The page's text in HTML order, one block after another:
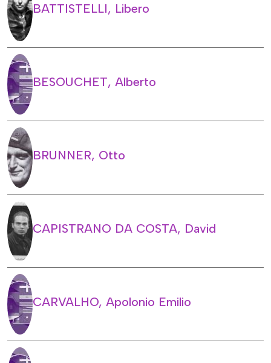
BATTISTELLI, Libero
BESOUCHET, Alberto
BRUNNER, Otto
CAPISTRANO DA COSTA, David
CARVALHO, Apolonio Emilio